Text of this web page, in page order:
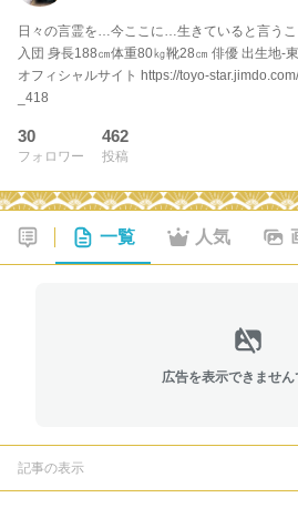
日々の言霊を…今ここに…生きていると言う
入団 身長188㎝体重80㎏靴28㎝ 俳優 出生地-
オフィシャルサイト https://toyo-
_418
30
フォロワー
462
投稿
一覧 人気
広告を表示できません
記事の表示